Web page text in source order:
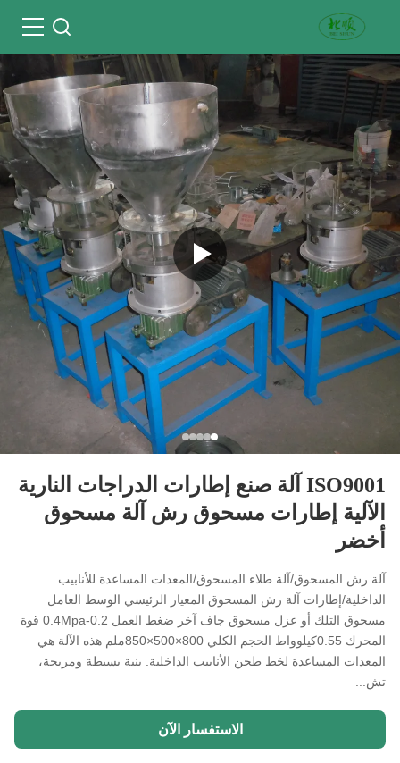
ISO9001 آلة صنع إطارات الدراجات النارية
الآلية إطارات مسحوق رش آلة مسحوق
أخضر
آلة رش المسحوق/آلة طلاء المسحوق/المعدات المساعدة للأنابيب
الداخلية/إطارات آلة رش المسحوق المعيار الرئيسي الوسط العامل
مسحوق التلك أو عزل مسحوق جاف آخر ضغط العمل 0.2-0.4Mpa قوة
المحرك 0.55كيلوواط الحجم الكلي 800×500×850ملم هذه الآلة هي
المعدات المساعدة لخط طحن الأنابيب الداخلية. بنية بسيطة ومريحة،
تش...
الاستفسار الآن